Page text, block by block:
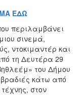
ΕΔΩ
περιλαμβάνει
σινεμά,
ντοκιμαντέρ και
τη Δευτέρα 29
του Δήμου
κάτω από
στον